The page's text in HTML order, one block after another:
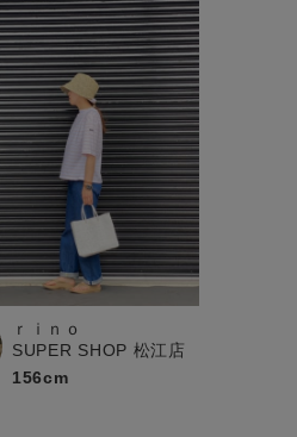
ｒｉｎｏ
SUPER SHOP 松江店
156cm